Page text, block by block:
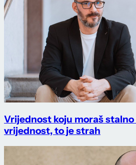
Vrijednost koju moraš stalno
vrijednost, to je strah